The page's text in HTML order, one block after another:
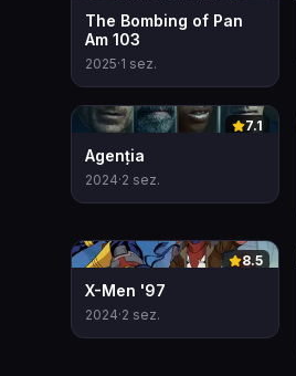
The Bombing of Pan
Am 103
2025·1 sez.
0 7.1
Agenția
2024·2 sez.
0 8.5
X-Men '97
2024·2 sez.